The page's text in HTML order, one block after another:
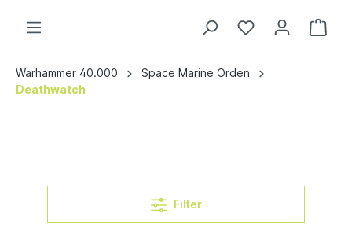
Warhammer 40.000
Space Marine Orden
Deathwatch
Filter